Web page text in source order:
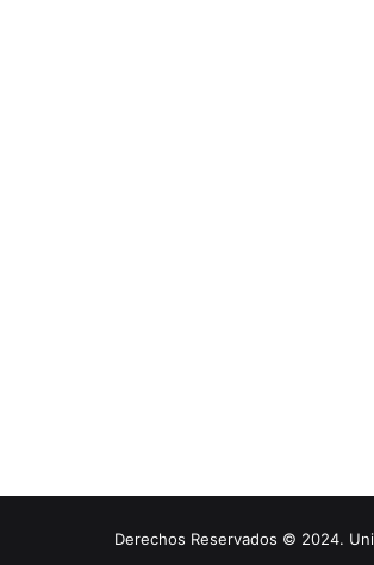
Derechos Reservados © 2024.